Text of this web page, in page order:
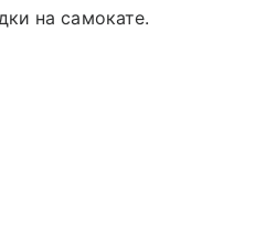
на самокате.